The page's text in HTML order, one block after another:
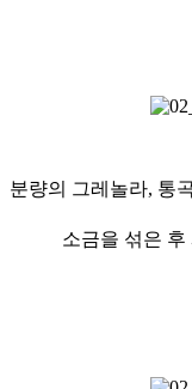
분량의 그레놀라, 통
소금을 섞은